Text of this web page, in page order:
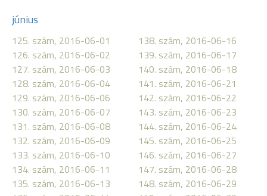
június
125. szám, 2016-06-01
126. szám, 2016-06-02
127. szám, 2016-06-03
128. szám, 2016-06-04
129. szám, 2016-06-06
130. szám, 2016-06-07
131. szám, 2016-06-08
132. szám, 2016-06-09
133. szám, 2016-06-10
134. szám, 2016-06-11
135. szám, 2016-06-13
138. szám, 2016-06-16
139. szám, 2016-06-17
140. szám, 2016-06-18
141. szám, 2016-06-21
142. szám, 2016-06-22
143. szám, 2016-06-23
144. szám, 2016-06-24
145. szám, 2016-06-25
146. szám, 2016-06-27
147. szám, 2016-06-28
148. szám, 2016-06-29